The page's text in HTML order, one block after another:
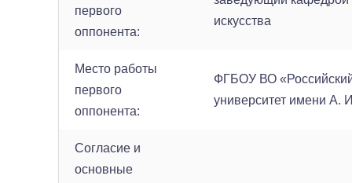
первого
оппонента:
искусства
Место работы
первого
оппонента:
ФГБОУ ВО «Российский
университет имени А.
Согласие и
основные